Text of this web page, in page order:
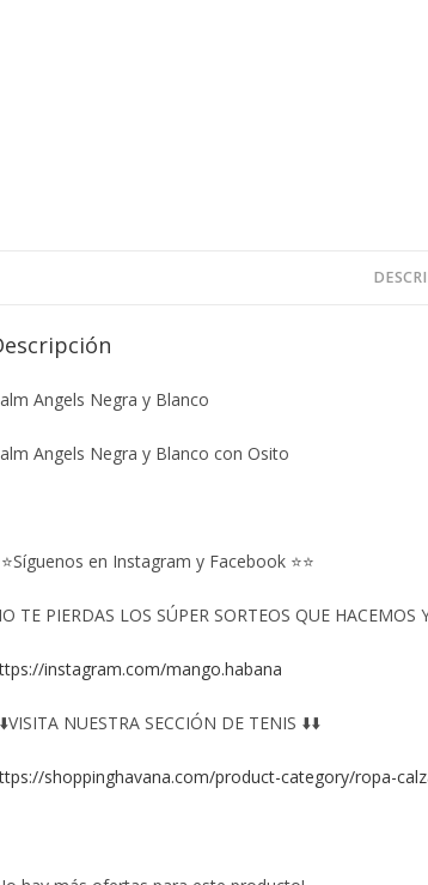
Angels Negra y Blanco
Angels Negra y Blanco con Osito
en Instagram y Facebook ⭐⭐
TE PIERDAS LOS SÚPER SORTEOS QUE HACEMOS
instagram.com/mango.habana
NUESTRA SECCIÓN DE TENIS ⬇️⬇️
shoppinghavana.com/product-category/ropa-